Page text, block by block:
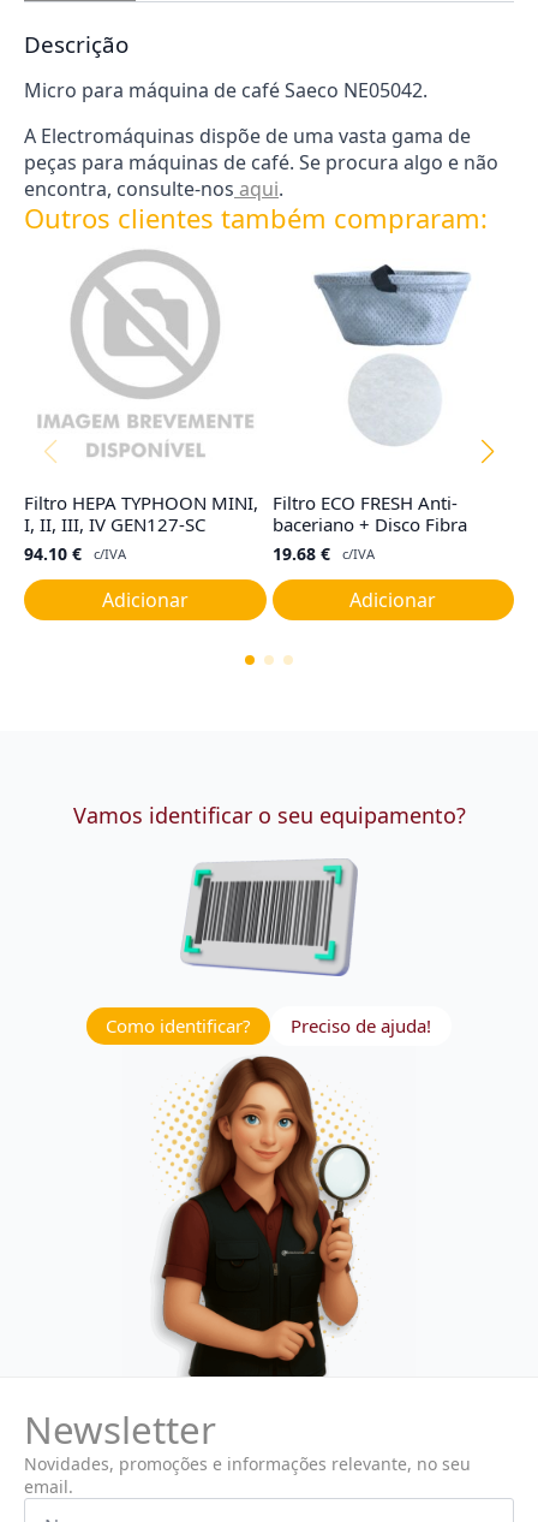
Descrição
Micro para máquina de café Saeco NE05042.
A Electromáquinas dispõe de uma vasta gama de
peças para máquinas de café. Se procura algo e não
encontra, consulte-nos aqui.
Outros clientes também compraram:
Filtro HEPA TYPHOON MINI,
I, II, III, IV GEN127-SC
94.10 € c/IVA
Adicionar
Filtro ECO FRESH Anti-
baceriano + Disco Fibra
19.68 € c/IVA
Adicionar
Vamos identificar o seu equipamento?
Como identificar? Preciso de ajuda!
Newsletter
Novidades, promoções e informações relevante, no seu
email.
Nome